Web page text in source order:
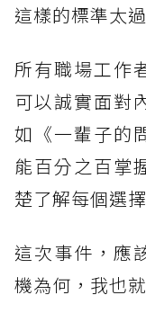
這樣的標準太
所有職場工作
可以誠實面對
如《一輩子的
能百分之百掌
楚了解每個選
這次事件，應
機為何，我也